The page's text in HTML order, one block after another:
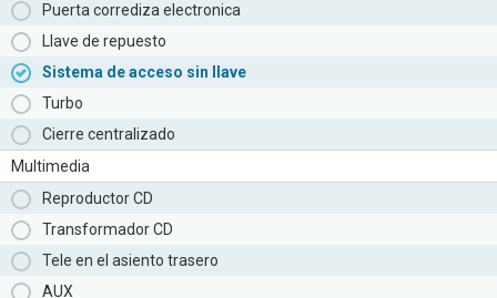
Puerta corrediza electronica
Llave de repuesto
Sistema de acceso sin llave
Turbo
Cierre centralizado
Multimedia
Reproductor CD
Transformador CD
Tele en el asiento trasero
AUX